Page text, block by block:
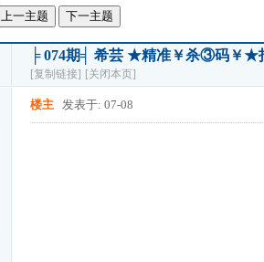
上一主题 下一主题
╞ 074期╡ 希芸 ★精准￥杀③码￥★
[复制链接] [关闭本页]
楼主 发表于: 07-08